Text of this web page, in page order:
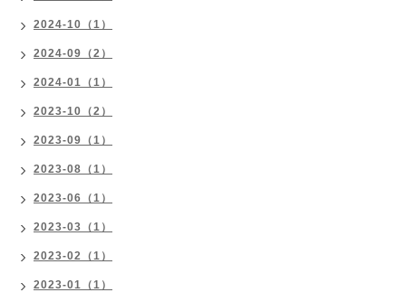
2024-10（1）
2024-09（2）
2024-01（1）
2023-10（2）
2023-09（1）
2023-08（1）
2023-06（1）
2023-03（1）
2023-02（1）
2023-01（1）